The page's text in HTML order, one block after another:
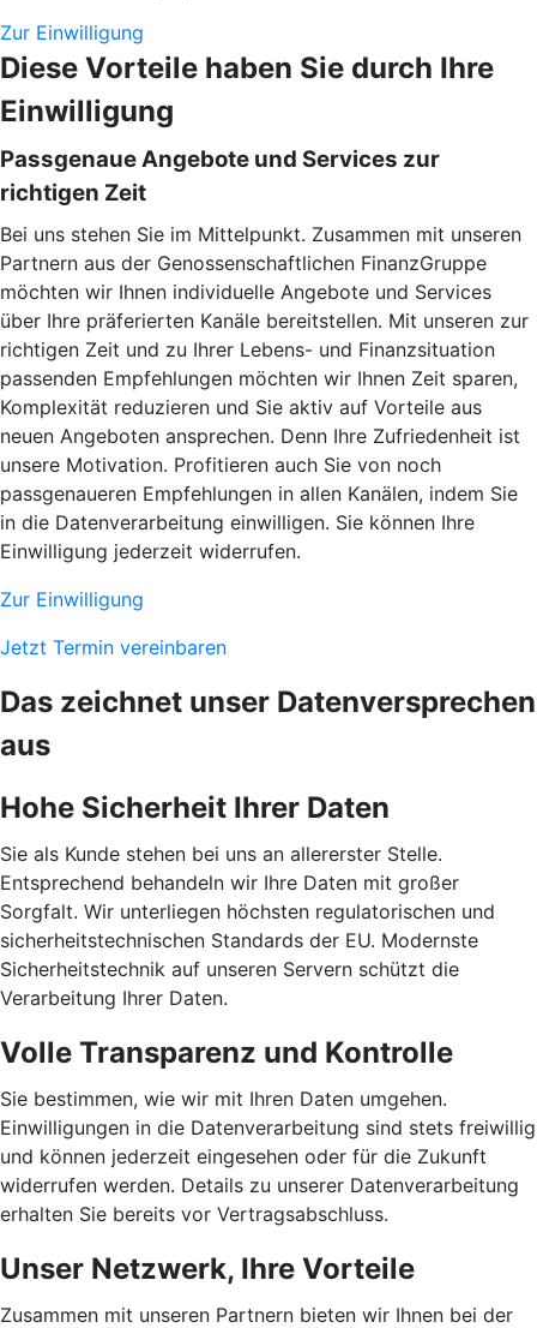
Zur Einwilligung
Diese Vorteile haben Sie durch Ihre
Einwilligung
Passgenaue Angebote und Services zur
richtigen Zeit
Bei uns stehen Sie im Mittelpunkt. Zusammen mit unseren
Partnern aus der Genossenschaftlichen FinanzGruppe
möchten wir Ihnen individuelle Angebote und Services
über Ihre präferierten Kanäle bereitstellen. Mit unseren zur
richtigen Zeit und zu Ihrer Lebens- und Finanzsituation
passenden Empfehlungen möchten wir Ihnen Zeit sparen,
Komplexität reduzieren und Sie aktiv auf Vorteile aus
neuen Angeboten ansprechen. Denn Ihre Zufriedenheit ist
unsere Motivation. Profitieren auch Sie von noch
passgenaueren Empfehlungen in allen Kanälen, indem Sie
in die Datenverarbeitung einwilligen. Sie können Ihre
Einwilligung jederzeit widerrufen.
Zur Einwilligung
Jetzt Termin vereinbaren
Das zeichnet unser Datenversprechen
aus
Hohe Sicherheit Ihrer Daten
Sie als Kunde stehen bei uns an allererster Stelle.
Entsprechend behandeln wir Ihre Daten mit großer
Sorgfalt. Wir unterliegen höchsten regulatorischen und
sicherheitstechnischen Standards der EU. Modernste
Sicherheitstechnik auf unseren Servern schützt die
Verarbeitung Ihrer Daten.
Volle Transparenz und Kontrolle
Sie bestimmen, wie wir mit Ihren Daten umgehen.
Einwilligungen in die Datenverarbeitung sind stets freiwillig
und können jederzeit eingesehen oder für die Zukunft
widerrufen werden. Details zu unserer Datenverarbeitung
erhalten Sie bereits vor Vertragsabschluss.
Unser Netzwerk, Ihre Vorteile
Zusammen mit unseren Partnern bieten wir Ihnen bei der